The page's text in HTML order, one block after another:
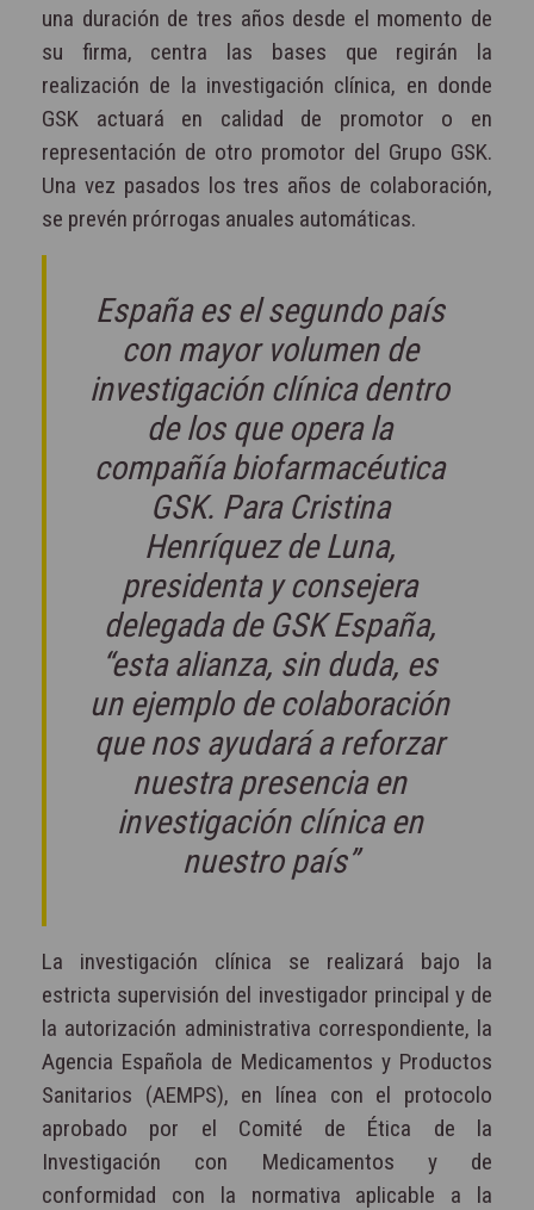
una duración de tres años desde el momento de
su firma, centra las bases que regirán la
realización de la investigación clínica, en donde
GSK actuará en calidad de promotor o en
representación de otro promotor del Grupo GSK.
Una vez pasados los tres años de colaboración,
se prevén prórrogas anuales automáticas.
España es el segundo país
con mayor volumen de
investigación clínica dentro
de los que opera la
compañía biofarmacéutica
GSK. Para Cristina
Henríquez de Luna,
presidenta y consejera
delegada de GSK España,
“esta alianza, sin duda, es
un ejemplo de colaboración
que nos ayudará a reforzar
nuestra presencia en
investigación clínica en
nuestro país”
La investigación clínica se realizará bajo la
estricta supervisión del investigador principal y de
la autorización administrativa correspondiente, la
Agencia Española de Medicamentos y Productos
Sanitarios (AEMPS), en línea con el protocolo
aprobado por el Comité de Ética de la
Investigación con Medicamentos y de
conformidad con la normativa aplicable a la